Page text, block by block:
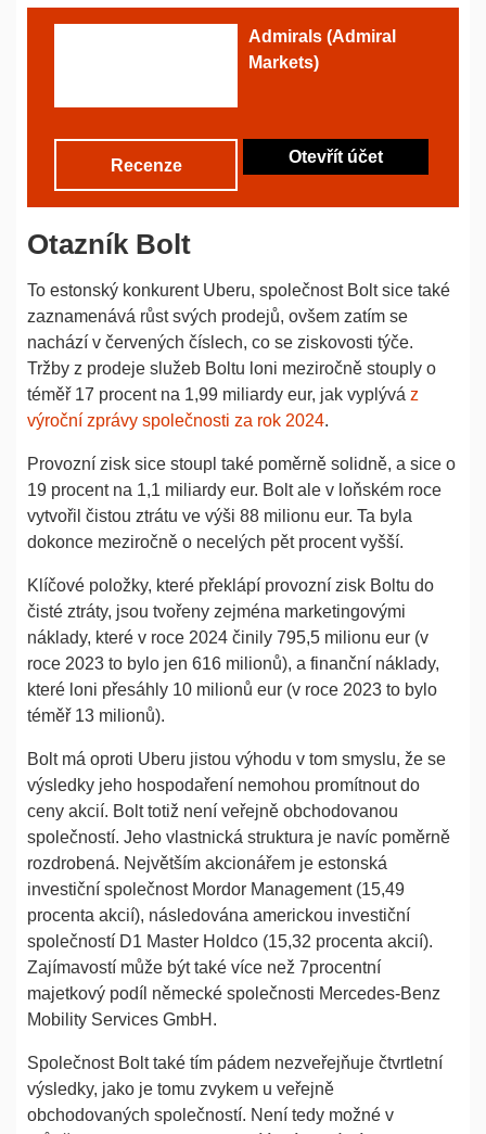
Admirals (Admiral
Markets)
Recenze Otevřít účet
Otazník Bolt
To estonský konkurent Uberu, společnost Bolt sice také
zaznamenává růst svých prodejů, ovšem zatím se
nachází v červených číslech, co se ziskovosti týče.
Tržby z prodeje služeb Boltu loni meziročně stouply o
téměř 17 procent na 1,99 miliardy eur, jak vyplývá z
výroční zprávy společnosti za rok 2024.
Provozní zisk sice stoupl také poměrně solidně, a sice o
19 procent na 1,1 miliardy eur. Bolt ale v loňském roce
vytvořil čistou ztrátu ve výši 88 milionu eur. Ta byla
dokonce meziročně o necelých pět procent vyšší.
Klíčové položky, které překlápí provozní zisk Boltu do
čisté ztráty, jsou tvořeny zejména marketingovými
náklady, které v roce 2024 činily 795,5 milionu eur (v
roce 2023 to bylo jen 616 milionů), a finanční náklady,
které loni přesáhly 10 milionů eur (v roce 2023 to bylo
téměř 13 milionů).
Bolt má oproti Uberu jistou výhodu v tom smyslu, že se
výsledky jeho hospodaření nemohou promítnout do
ceny akcií. Bolt totiž není veřejně obchodovanou
společností. Jeho vlastnická struktura je navíc poměrně
rozdrobená. Největším akcionářem je estonská
investiční společnost Mordor Management (15,49
procenta akcií), následována americkou investiční
společností D1 Master Holdco (15,32 procenta akcií).
Zajímavostí může být také více než 7procentní
majetkový podíl německé společnosti Mercedes-Benz
Mobility Services GmbH.
Společnost Bolt také tím pádem nezveřejňuje čtvrtletní
výsledky, jako je tomu zvykem u veřejně
obchodovaných společností. Není tedy možné v